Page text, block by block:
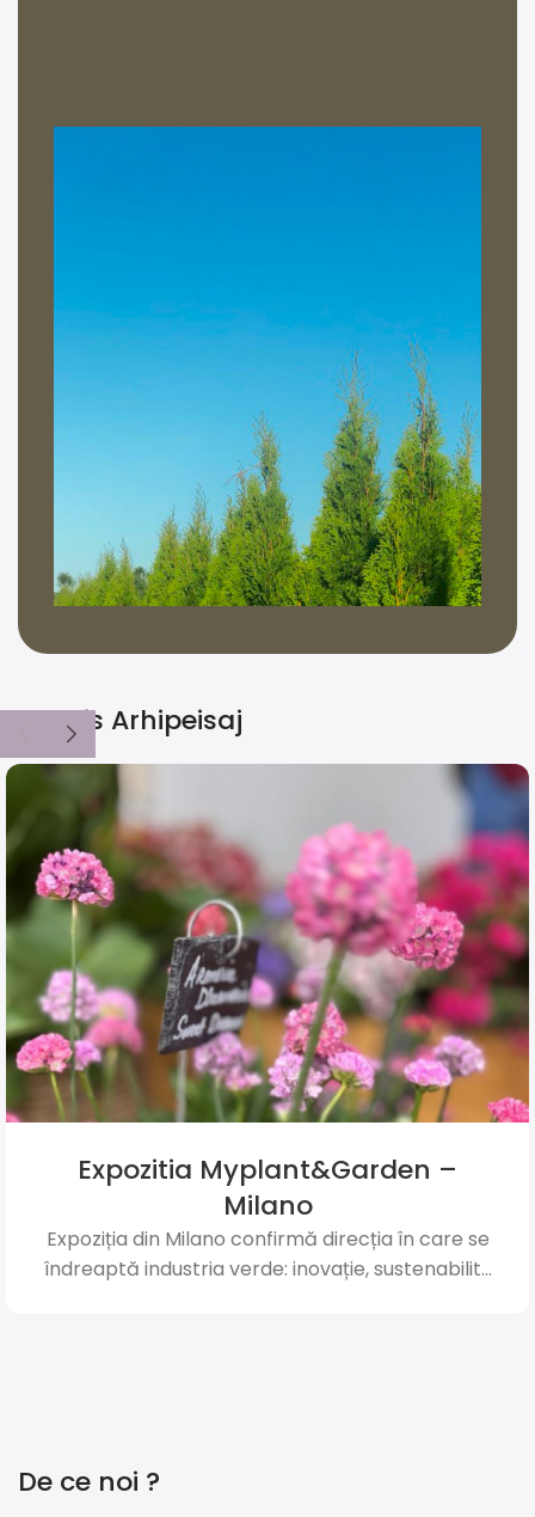
Blog Iris Arhipeisaj
Expozitia Myplant&Garden –
Milano
Expoziția din Milano confirmă direcția în care se
îndreaptă industria verde: inovație, sustenabilit...
De ce noi ?